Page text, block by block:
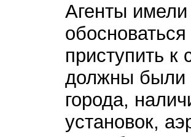
Агенты имели
приступить
должны были
города,
установок,